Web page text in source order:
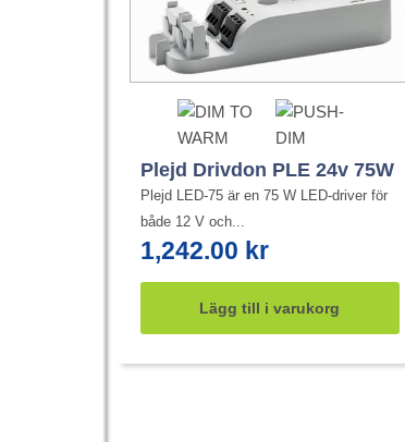
Plejd Drivdon PLE 24v 75W
Plejd LED-75 är en 75 W LED-driver för
både 12 V och...
1,242.00 kr
Lägg till i varukorg